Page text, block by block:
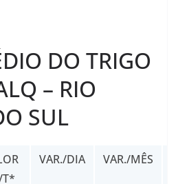
DO TRIGO
– RIO
SUL
T*
VAR./DIA VAR./MÊS